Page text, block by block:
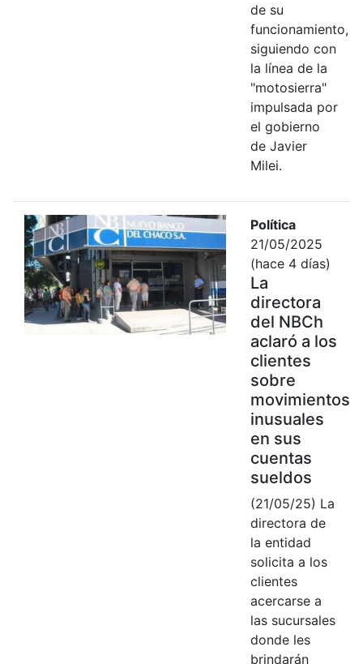
de su
funcionamiento,
siguiendo con
la línea de la
"motosierra"
impulsada por
el gobierno
de Javier
Milei.
Política
21/05/2025
(hace 4 días)
La
directora
del NBCh
aclaró a los
clientes
sobre
movimientos
inusuales
en sus
cuentas
sueldos
(21/05/25) La
directora de
la entidad
solicita a los
clientes
acercarse a
las sucursales
donde les
brindarán